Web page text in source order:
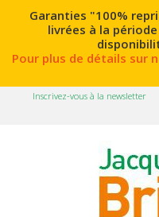
Garanties "100%
livrées à la
Pour plus de détails sur
Inscrivez-vous à la newsletter